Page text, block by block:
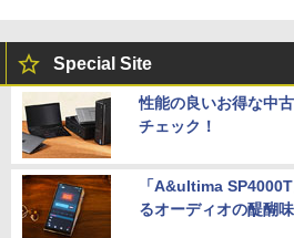
5
MS限定クーポ
2GB 新品 SSD
ore i5搭載 DVD
dows11 Pro 店
5
eスポーツ入門
Win11 Office
ボード・マウ
【2026年最新
ッチ選択】モ
タッチパネル
自立スタンド
ゲーミングモニ
￥14,580
Special Site
性能の良いお得な中
チェック！
「A&ultima
るオーディオの醍醐味